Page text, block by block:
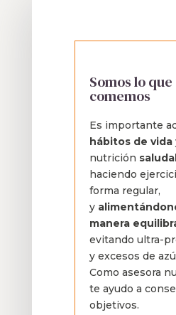
Somos lo que
comemos
Es importante
hábitos de vida
nutrición
haciendo
forma regular,
y
manera
evitando ultra-
y excesos de
Como asesora
te ayudo a
objetivos.